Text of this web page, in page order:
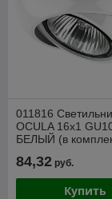
011816
OCULA 16х1
БЕЛЫЙ (в
84,32 руб.
Купить